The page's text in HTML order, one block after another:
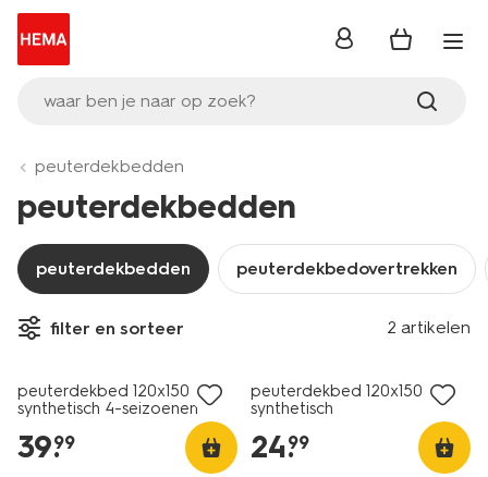
waar ben je naar op zoek?
inloggen
peuterdekbedden
peuterdekbedden
peuterdekbedden peuterdekbedovertrekken
filter en sorteer 2 artikelen
25% korting
alleen online
peuterdekbed 120x150
synthetisch 4-seizoenen
39.
99
peuterdekbed 120x150
synthetisch
24.
99